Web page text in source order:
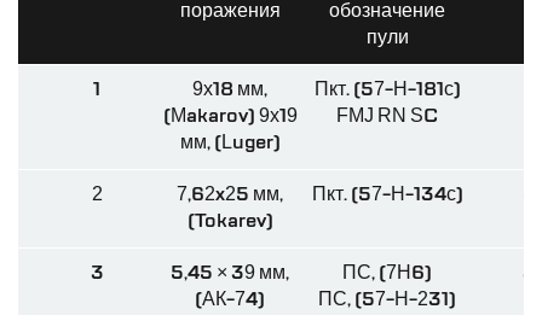
поражения
обозначение
пули
1
9х18 мм,
(Makarov) 9х19
мм, (Luger)
Пкт. (57-Н-181с)
FMJ RN SC
2
7,62x25 мм,
(Tokarev)
Пкт. (57-Н-134с)
3
5,45 × 39 мм,
(АК-74)
ПС, (7Н6)
ПС, (57-Н-231)